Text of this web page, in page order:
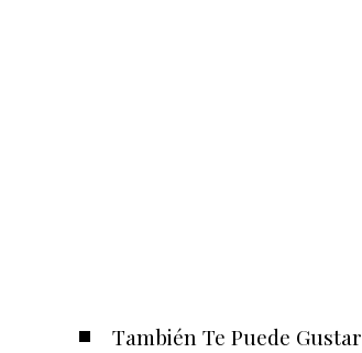
También Te Puede Gustar